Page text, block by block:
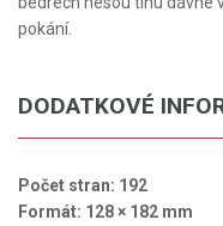
pokání.
DODATKOVÉ
Počet stran: 192
Formát: 128 × 182 mm